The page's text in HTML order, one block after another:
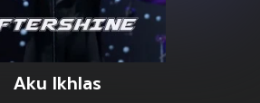
Aku Ikhlas